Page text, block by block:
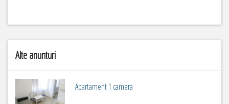
Alte anunturi
Apartament 1 camera